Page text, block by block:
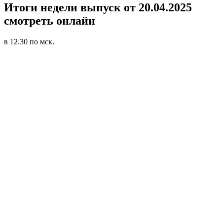
Итоги недели выпуск от 20.04.2025
смотреть онлайн
в 12.30 по мск.